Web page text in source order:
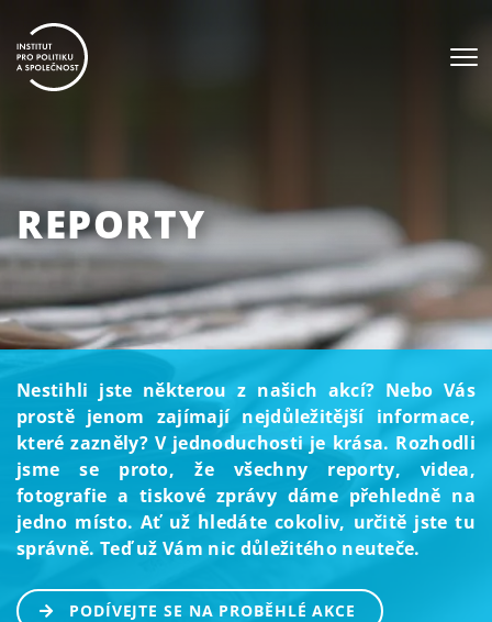
REPORTY
Nestihli jste některou z našich akcí? Nebo Vás
prostě jenom zajímají nejdůležitější informace,
které zazněly? V jednoduchosti je krása. Rozhodli
jsme se proto, že všechny reporty, videa,
fotografie a tiskové zprávy dáme přehledně na
jedno místo. Ať už hledáte cokoliv, určitě jste tu
správně. Teď už Vám nic důležitého neuteče.
PODÍVEJTE SE NA PROBĚHLÉ AKCE